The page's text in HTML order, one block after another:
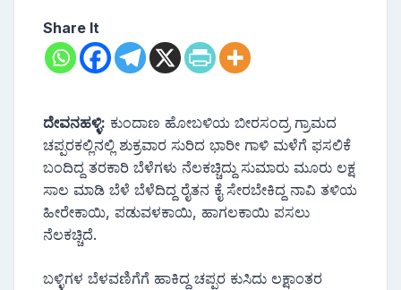
Share It
ದೇವನಹಳ್ಳಿ: ಕುಂದಾಣ ಹೋಬಳಿಯ ಬೀರಸಂದ್ರ ಗ್ರಾಮದ
ಚಪ್ಪರಕಲ್ಲಿನಲ್ಲಿ ಶುಕ್ರವಾರ ಸುರಿದ ಭಾರೀ ಗಾಳಿ ಮಳೆಗೆ ಫಸಲಿಕೆ
ಬಂದಿದ್ದ ತರಕಾರಿ ಬೆಳೆಗಳು ನೆಲಕಚ್ಚಿದ್ದು ಸುಮಾರು ಮೂರು ಲಕ್ಷ
ಸಾಲ ಮಾಡಿ ಬೆಳೆ ಬೆಳೆದಿದ್ದ ರೈತನ ಕೈ ಸೇರಬೇಕಿದ್ದ ನಾವಿ ತಳಿಯ
ಹೀರೇಕಾಯಿ, ಪಡುವಳಕಾಯಿ, ಹಾಗಲಕಾಯಿ ಪಸಲು
ನೆಲಕಚ್ಚಿದೆ.
ಬಳ್ಳಿಗಳ ಬೆಳವಣಿಗೆಗೆ ಹಾಕಿದ್ದ ಚಪ್ಪರ ಕುಸಿದು ಲಕ್ಷಾಂತರ